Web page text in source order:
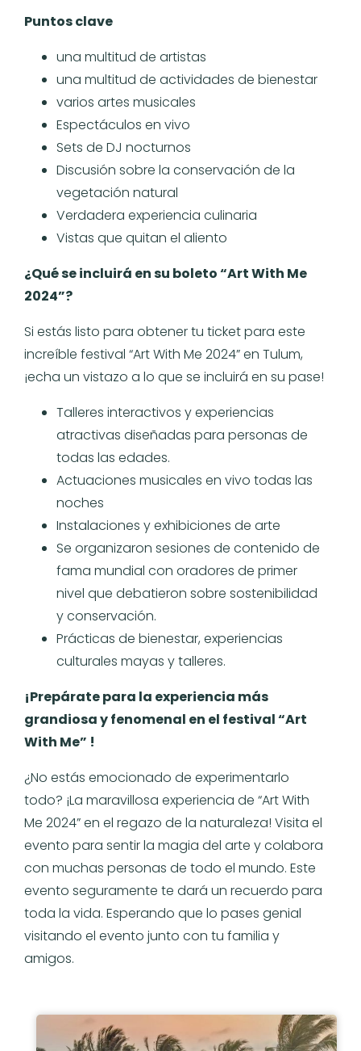
Puntos clave
una multitud de artistas
una multitud de actividades de bienestar
varios artes musicales
Espectáculos en vivo
Sets de DJ nocturnos
Discusión sobre la conservación de la
vegetación natural
Verdadera experiencia culinaria
Vistas que quitan el aliento
¿Qué se incluirá en su boleto “Art With Me
2024”?
Si estás listo para obtener tu ticket para este
increíble festival “Art With Me 2024” en Tulum,
¡echa un vistazo a lo que se incluirá en su pase!
Talleres interactivos y experiencias
atractivas diseñadas para personas de
todas las edades.
Actuaciones musicales en vivo todas las
noches
Instalaciones y exhibiciones de arte
Se organizaron sesiones de contenido de
fama mundial con oradores de primer
nivel que debatieron sobre sostenibilidad
y conservación.
Prácticas de bienestar, experiencias
culturales mayas y talleres.
¡Prepárate para la experiencia más
grandiosa y fenomenal en el festival “Art
With Me” !
¿No estás emocionado de experimentarlo
todo? ¡La maravillosa experiencia de “Art With
Me 2024” en el regazo de la naturaleza! Visita el
evento para sentir la magia del arte y colabora
con muchas personas de todo el mundo. Este
evento seguramente te dará un recuerdo para
toda la vida. Esperando que lo pases genial
visitando el evento junto con tu familia y
amigos.